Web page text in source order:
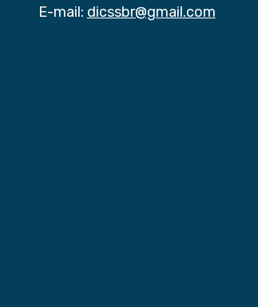
E-mail: dicssbr@gmail.com